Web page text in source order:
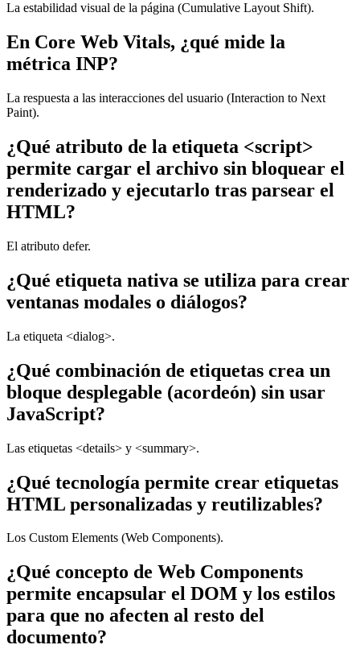
La estabilidad visual de la página (Cumulative Layout Shift).
En Core Web Vitals, ¿qué mide la
métrica INP?
La respuesta a las interacciones del usuario (Interaction to Next
Paint).
¿Qué atributo de la etiqueta <script>
permite cargar el archivo sin bloquear el
renderizado y ejecutarlo tras parsear el
HTML?
El atributo defer.
¿Qué etiqueta nativa se utiliza para crear
ventanas modales o diálogos?
La etiqueta <dialog>.
¿Qué combinación de etiquetas crea un
bloque desplegable (acordeón) sin usar
JavaScript?
Las etiquetas <details> y <summary>.
¿Qué tecnología permite crear etiquetas
HTML personalizadas y reutilizables?
Los Custom Elements (Web Components).
¿Qué concepto de Web Components
permite encapsular el DOM y los estilos
para que no afecten al resto del
documento?